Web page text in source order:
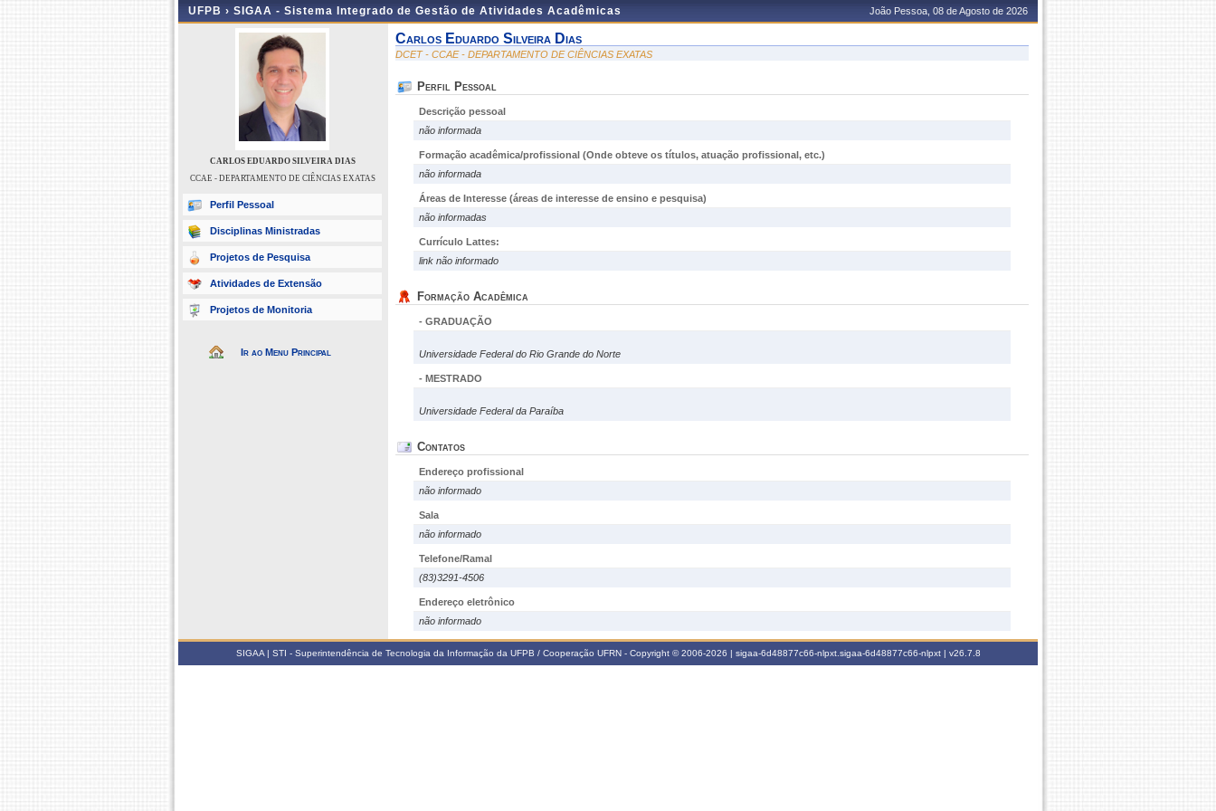
UFPB › SIGAA - Sistema Integrado de Gestão de Atividades Acadêmicas João Pessoa, 08 de Agosto de 2026
CARLOS EDUARDO SILVEIRA DIAS
CCAE - DEPARTAMENTO DE CIÊNCIAS EXATAS
Perfil Pessoal
Disciplinas Ministradas
Projetos de Pesquisa
Atividades de Extensão
Projetos de Monitoria
Ir ao Menu Principal
Carlos Eduardo Silveira Dias
DCET - CCAE - DEPARTAMENTO DE CIÊNCIAS EXATAS
Perfil Pessoal
Descrição pessoal
não informada
Formação acadêmica/profissional (Onde obteve os títulos, atuação profissional, etc.)
não informada
Áreas de Interesse (áreas de interesse de ensino e pesquisa)
não informadas
Currículo Lattes:
link não informado
Formação Acadêmica
- GRADUAÇÃO
Universidade Federal do Rio Grande do Norte
- MESTRADO
Universidade Federal da Paraíba
Contatos
Endereço profissional
não informado
Sala
não informado
Telefone/Ramal
(83)3291-4506
Endereço eletrônico
não informado
SIGAA | STI - Superintendência de Tecnologia da Informação da UFPB / Cooperação UFRN - Copyright © 2006-2026 | sigaa-6d48877c66-nlpxt.sigaa-6d48877c66-nlpxt | v26.7.8